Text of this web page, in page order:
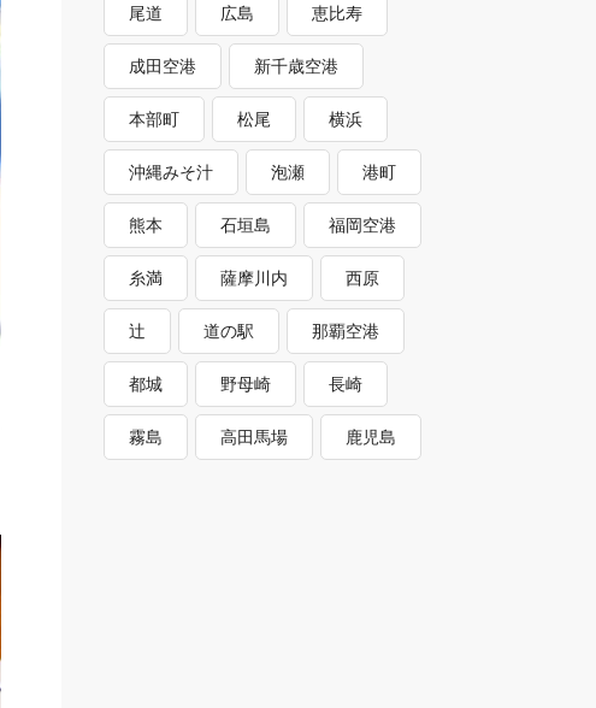
尾道 広島 恵比寿
成田空港 新千歳空港
本部町 松尾 横浜
沖縄みそ汁 泡瀬 港町
熊本 石垣島 福岡空港
糸満 薩摩川内 西原
辻 道の駅 那覇空港
都城 野母崎 長崎
霧島 高田馬場 鹿児島